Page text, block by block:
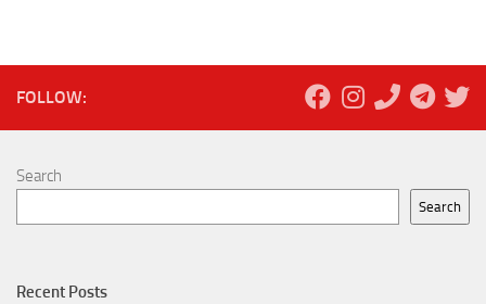
FOLLOW:
Search
Search
Recent Posts